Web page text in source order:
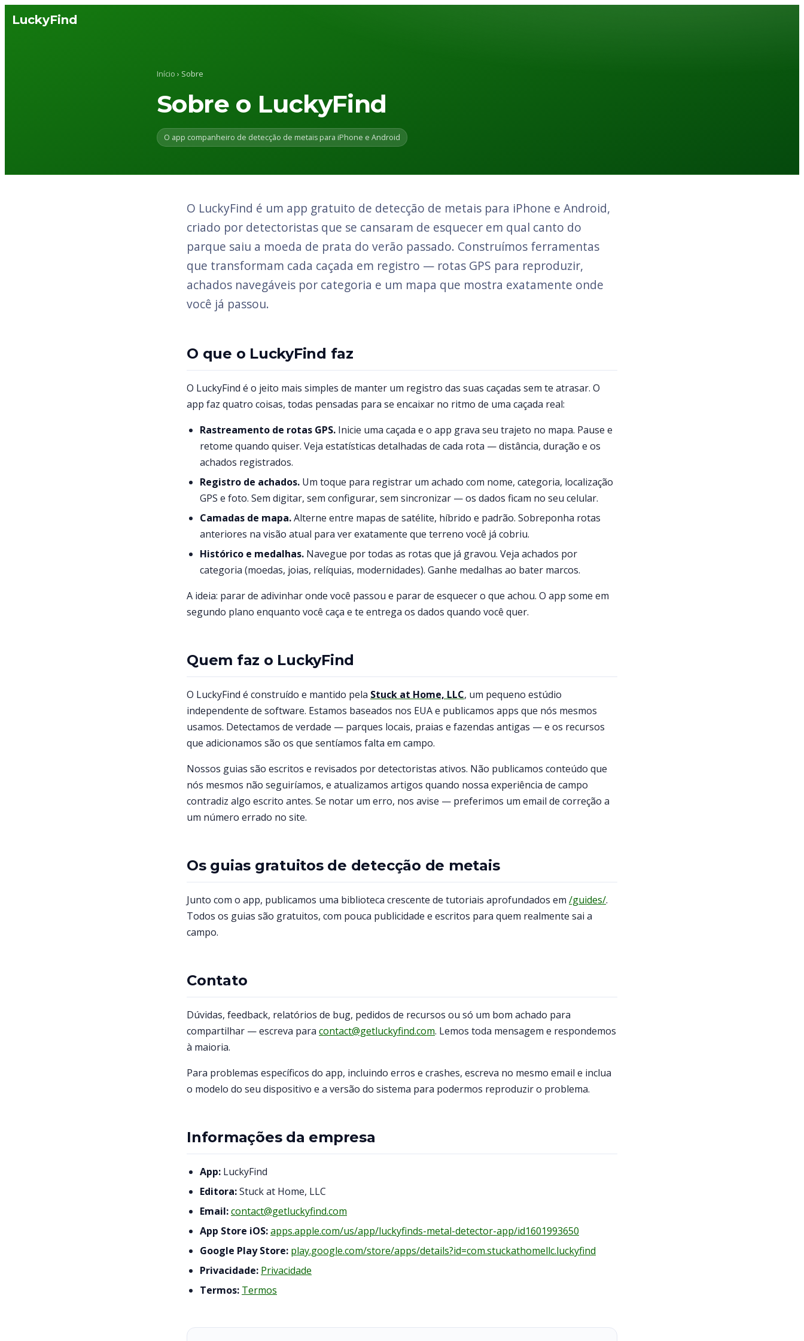
LuckyFind
Início › Sobre
Sobre o LuckyFind
O app companheiro de detecção de metais para iPhone e Android
O LuckyFind é um app gratuito de detecção de metais para iPhone e Android,
criado por detectoristas que se cansaram de esquecer em qual canto do
parque saiu a moeda de prata do verão passado. Construímos ferramentas
que transformam cada caçada em registro — rotas GPS para reproduzir,
achados navegáveis por categoria e um mapa que mostra exatamente onde
você já passou.
O que o LuckyFind faz
O LuckyFind é o jeito mais simples de manter um registro das suas caçadas sem te atrasar. O
app faz quatro coisas, todas pensadas para se encaixar no ritmo de uma caçada real:
Rastreamento de rotas GPS. Inicie uma caçada e o app grava seu trajeto no mapa. Pause e
retome quando quiser. Veja estatísticas detalhadas de cada rota — distância, duração e os
achados registrados.
Registro de achados. Um toque para registrar um achado com nome, categoria, localização
GPS e foto. Sem digitar, sem configurar, sem sincronizar — os dados ficam no seu celular.
Camadas de mapa.Alterne entre mapas de satélite, híbrido e padrão. Sobreponha rotas
anteriores na visão atual para ver exatamente que terreno você já cobriu.
Histórico e medalhas. Navegue por todas as rotas que já gravou. Veja achados por
categoria (moedas, joias, relíquias, modernidades). Ganhe medalhas ao bater marcos.
A ideia: parar de adivinhar onde você passou e parar de esquecer o que achou. O app some em
segundo plano enquanto você caça e te entrega os dados quando você quer.
Quem faz o LuckyFind
O LuckyFind é construído e mantido pela Stuck at Home, LLC, um pequeno estúdio
independente de software. Estamos baseados nos EUA e publicamos apps que nós mesmos
usamos. Detectamos de verdade — parques locais, praias e fazendas antigas — e os recursos
que adicionamos são os que sentíamos falta em campo.
Nossos guias são escritos e revisados por detectoristas ativos. Não publicamos conteúdo que
nós mesmos não seguiríamos, e atualizamos artigos quando nossa experiência de campo
contradiz algo escrito antes. Se notar um erro, nos avise — preferimos um email de correção a
um número errado no site.
Os guias gratuitos de detecção de metais
Junto com o app, publicamos uma biblioteca crescente de tutoriais aprofundados em /guides/.
Todos os guias são gratuitos, com pouca publicidade e escritos para quem realmente sai a
campo.
Contato
Dúvidas, feedback, relatórios de bug, pedidos de recursos ou só um bom achado para
compartilhar — escreva para contact@getluckyfind.com. Lemos toda mensagem e respondemos
à maioria.
Para problemas específicos do app, incluindo erros e crashes, escreva no mesmo email e inclua
o modelo do seu dispositivo e a versão do sistema para podermos reproduzir o problema.
Informações da empresa
App: LuckyFind
Editora:Stuck at Home, LLC
Email:contact@getluckyfind.com
App Store iOS:apps.apple.com/us/app/luckyfinds-metal-detector-app/id1601993650
Google Play Store: play.google.com/store/apps/details?id=com.stuckathomellc.luckyfind
Privacidade: Privacidade
Termos: Termos